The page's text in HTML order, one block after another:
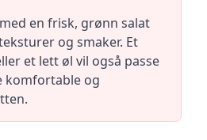
en frisk, grønn salat
og smaker. Et
et lett øl vil også passe
komfortable og